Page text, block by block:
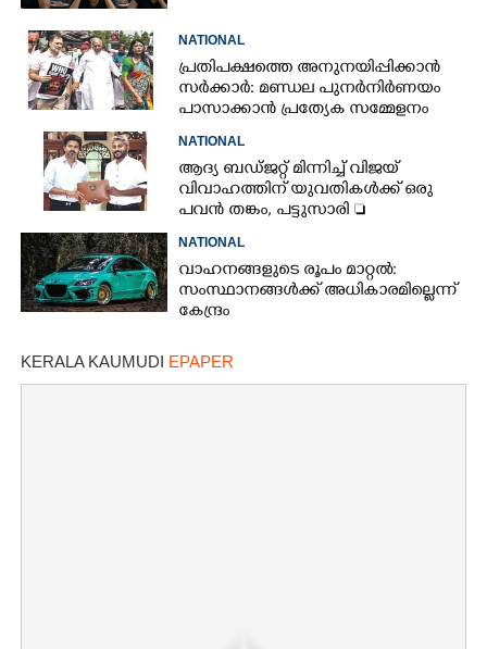
NATIONAL
പ്രതിപക്ഷത്തെ അനുനയിപ്പിക്കാൻ
സർക്കാർ: മണ്ഡല പുനർനിർണയം
പാസാക്കാൻ പ്രത്യേക സമ്മേളനം
NATIONAL
ആദ്യ ബഡ്ജറ്റ് മിന്നിച്ച് വിജയ്
വിവാഹത്തിന് യുവതികൾക്ക് ഒരു
പവൻ തങ്കം, പട്ടുസാരി 
സ്വർണമോതിരം  വിദ്യാർത്ഥികൾക്ക്
സൈക്കിൾ
NATIONAL
വാഹനങ്ങളുടെ രൂപം മാറ്റൽ:
സംസ്ഥാനങ്ങൾക്ക് അധികാരമില്ലെന്ന്
കേന്ദ്രം
KERALA KAUMUDI EPAPER